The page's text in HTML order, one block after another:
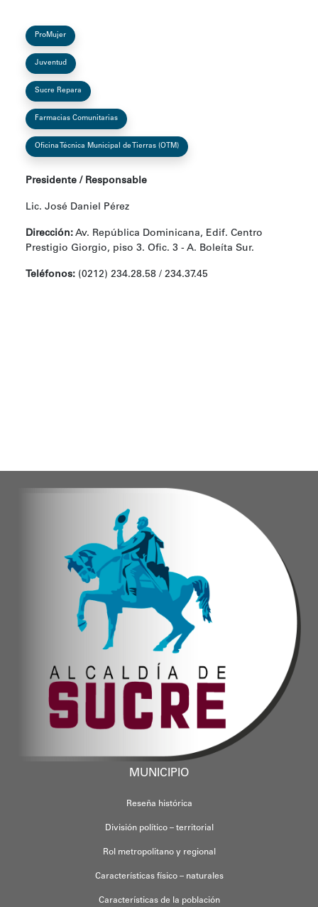
ProMujer
Juventud
Sucre Repara
Farmacias Comunitarias
Oficina Técnica Municipal de Tierras (OTM)
Presidente / Responsable
Lic. José Daniel Pérez
Dirección: Av. República Dominicana, Edif. Centro
Prestigio Giorgio, piso 3. Ofic. 3 - A. Boleíta Sur.
Teléfonos: (0212) 234.28.58 / 234.37.45
MUNICIPIO
Reseña histórica
División político – territorial
Rol metropolitano y regional
Características físico – naturales
Características de la población